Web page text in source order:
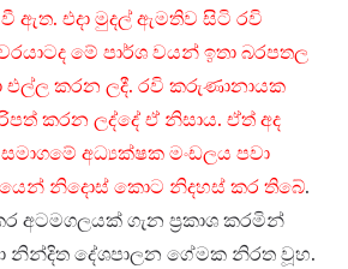
ඇත. එදා මුදල් ඇමතිව සිටි රවි
මේ පාර්ශ වයන් ඉතා බරපතල
කරන ලදී. රවි කරුණානායක
කරන ලද්දේ ඒ නිසාය. ඒත් අද
අධ්‍යක්ෂක මංඩලය පවා
නිදොස් කොට නිදහස් කර තිබේ.
අටමගලයක් ගැන ප්‍රකාශ කරමින්
නින්දිත දේශපාලන ගේමක නිරත වූහ.